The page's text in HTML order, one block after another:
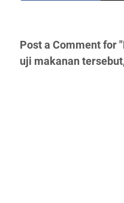
Post a Comment for
uji makanan